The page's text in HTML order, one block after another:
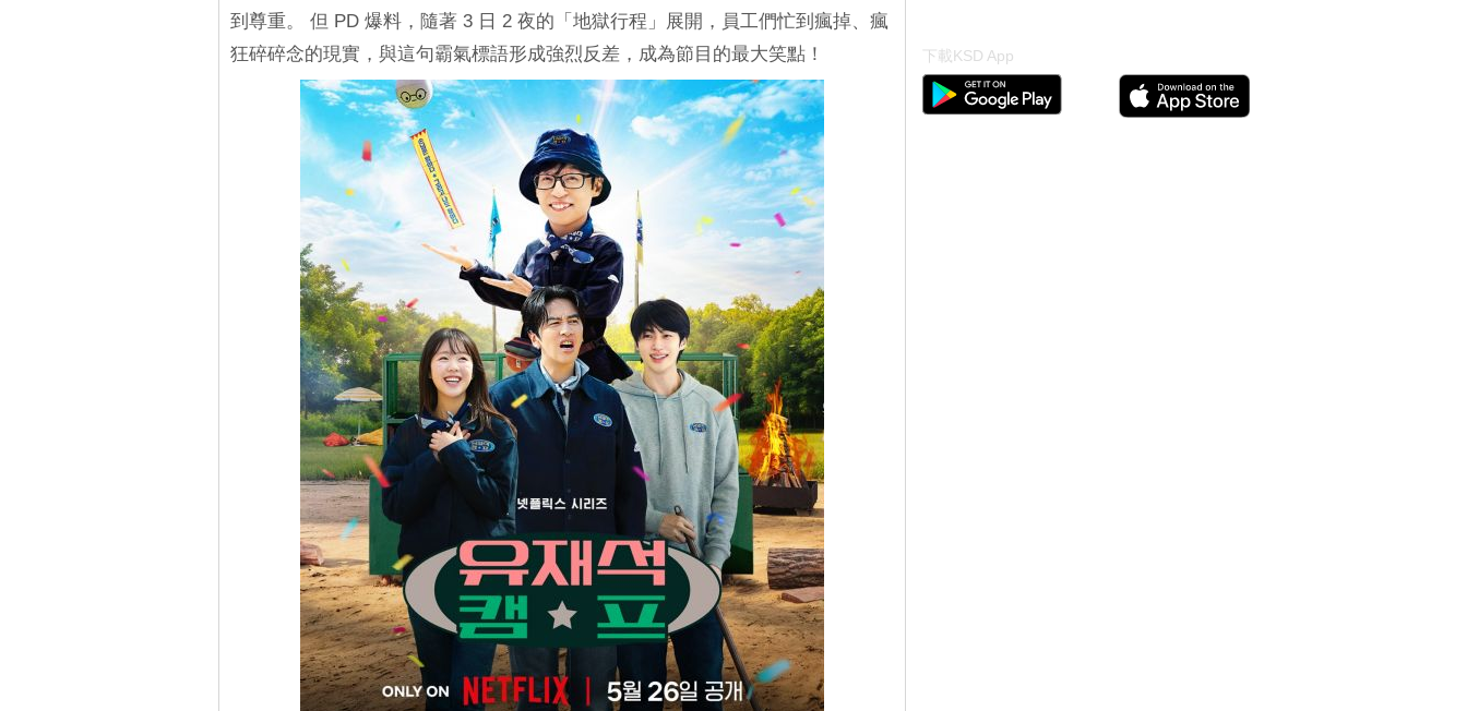
到尊重。 但 PD 爆料，隨著 3 日 2 夜的「地獄行程」展開，員工們忙到瘋掉、瘋
狂碎碎念的現實，與這句霸氣標語形成強烈反差，成為節目的最大笑點！
下載KSD App